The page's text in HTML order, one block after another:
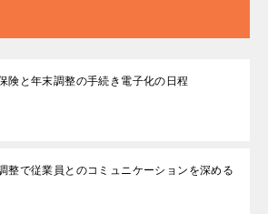
険と年末調整の手続き電子化の日程
整で従業員とのコミュニケーションを深める